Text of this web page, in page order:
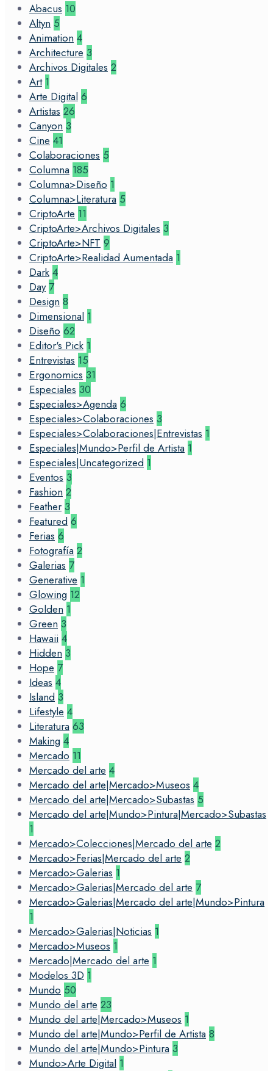
Abacus 10
Altyn 5
Animation 4
Architecture 3
Archivos Digitales 2
Art 1
Arte Digital 6
Artistas 26
Canyon 3
Cine 41
Colaboraciones 5
Columna 185
Columna>Diseño 1
Columna>Literatura 5
CriptoArte 11
CriptoArte>Archivos Digitales 3
CriptoArte>NFT 9
CriptoArte>Realidad Aumentada 1
Dark 4
Day 7
Design 8
Dimensional 1
Diseño 62
Editor's Pick 1
Entrevistas 15
Ergonomics 31
Especiales 30
Especiales>Agenda 6
Especiales>Colaboraciones 3
Especiales>Colaboraciones|Entrevistas 1
Especiales|Mundo>Perfil de Artista 1
Especiales|Uncategorized 1
Eventos 3
Fashion 2
Feather 3
Featured 6
Ferias 6
Fotografía 2
Galerias 7
Generative 1
Glowing 12
Golden 1
Green 3
Hawaii 4
Hidden 3
Hope 7
Ideas 4
Island 3
Lifestyle 4
Literatura 63
Making 4
Mercado 11
Mercado del arte 4
Mercado del arte|Mercado>Museos 4
Mercado del arte|Mercado>Subastas 5
Mercado del arte|Mundo>Pintura|Mercado>Subastas
1
Mercado>Colecciones|Mercado del arte 2
Mercado>Ferias|Mercado del arte 2
Mercado>Galerias 1
Mercado>Galerias|Mercado del arte 7
Mercado>Galerias|Mercado del arte|Mundo>Pintura
1
Mercado>Galerias|Noticias 1
Mercado>Museos 1
Mercado|Mercado del arte 1
Modelos 3D 1
Mundo 50
Mundo del arte 23
Mundo del arte|Mercado>Museos 1
Mundo del arte|Mundo>Perfil de Artista 8
Mundo del arte|Mundo>Pintura 3
Mundo>Arte Digital 1